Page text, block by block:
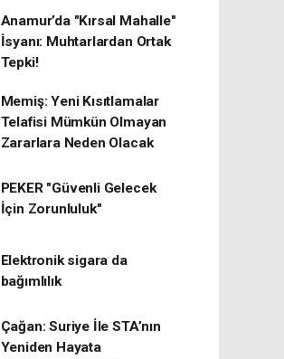
Anamur’da "Kırsal Mahalle"
İsyanı: Muhtarlardan Ortak
Tepki!
Memiş: Yeni Kısıtlamalar
Telafisi Mümkün Olmayan
Zararlara Neden Olacak
PEKER "Güvenli Gelecek
İçin Zorunluluk"
Elektronik sigara da
bağımlılık
Çağan: Suriye İle STA’nın
Yeniden Hayata